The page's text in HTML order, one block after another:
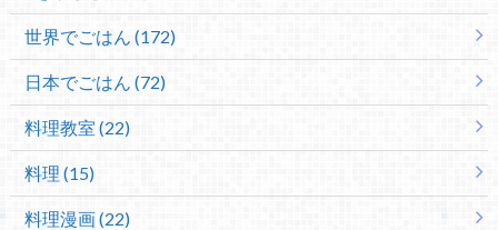
世界でごはん (172)
日本でごはん (72)
料理教室 (22)
料理 (15)
料理漫画 (22)